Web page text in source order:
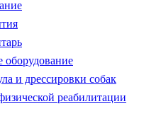
оборудование
и дрессировки собак
реабилитации